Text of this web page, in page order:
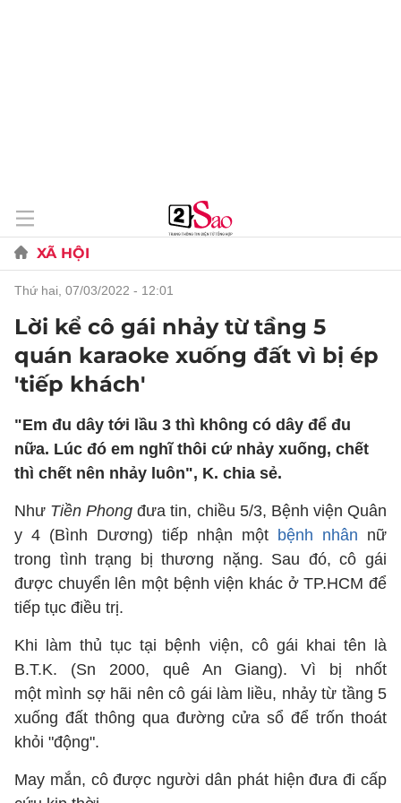
XÃ HỘI
thứ hai, 07/03/2022 - 12:01
Lời kể cô gái nhảy từ tầng 5
quán karaoke xuống đất vì bị ép
'tiếp khách'
"Em đu dây tới lầu 3 thì không có dây để đu
nữa. Lúc đó em nghĩ thôi cứ nhảy xuống, chết
thì chết nên nhảy luôn", K. chia sẻ.
Như Tiền Phong đưa tin, chiều 5/3, Bệnh viện Quân
y 4 (Bình Dương) tiếp nhận một bệnh nhân nữ
trong tình trạng bị thương nặng. Sau đó, cô gái
được chuyển lên một bệnh viện khác ở TP.HCM để
tiếp tục điều trị.
Khi làm thủ tục tại bệnh viện, cô gái khai tên là
B.T.K. (Sn 2000, quê An Giang). Vì bị nhốt
một mình sợ hãi nên cô gái làm liều, nhảy từ tầng 5
xuống đất thông qua đường cửa sổ để trốn thoát
khỏi "động".
May mắn, cô được người dân phát hiện đưa đi cấp